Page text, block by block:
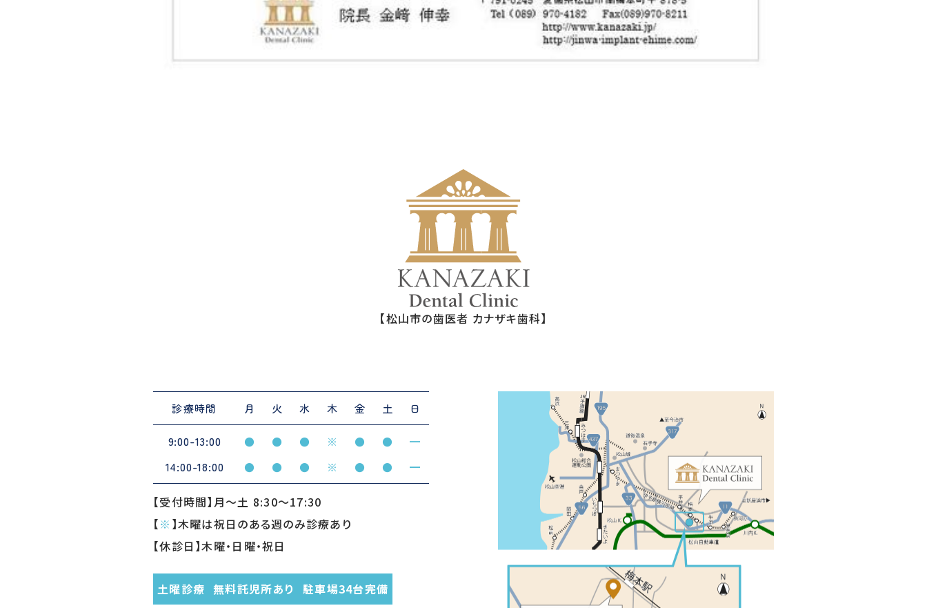
【松山市の歯医者 カナザキ歯科】
診療時間 月 火 水 木 金 土 日
9:00-13:00 ● ● ● ※ ● ● ━
14:00-18:00 ● ● ● ※ ● ● ━
【受付時間】月〜土 8:30〜17:30
【※ 】木曜は祝日のある週のみ診療あり
【休診日】木曜・日曜・祝日
土曜診療 無料託児所あり 駐車場34台完備